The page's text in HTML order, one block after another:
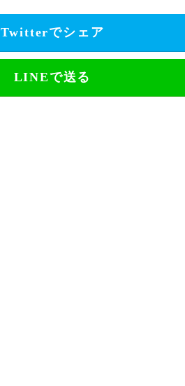
Twitterでシェア
LINEで送る